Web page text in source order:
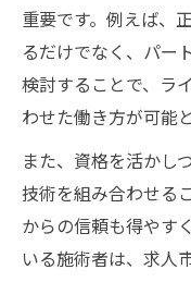
重要です。例えば、
るだけでなく、パー
検討することで、ラ
わせた働き方が可能
また、資格を活かし
技術を組み合わせる
からの信頼も得やす
いる施術者は、求人